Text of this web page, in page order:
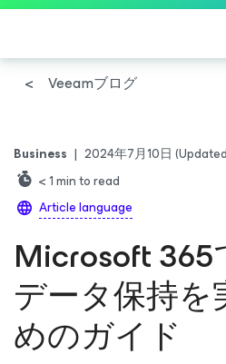
Veeamブログ
Business | 2024年7月10日
< 1min to read
Article language
Microsoft 365
データ保持を
めのガイド